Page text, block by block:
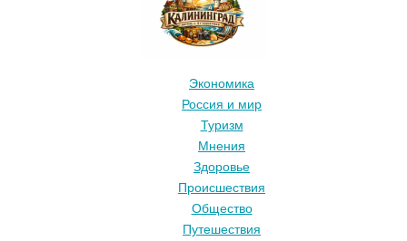
Экономика
Россия и мир
Туризм
Мнения
Здоровье
Происшествия
Общество
Путешествия